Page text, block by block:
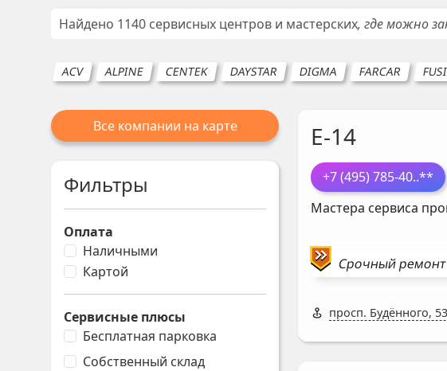
Найдено 1140 сервисных центров и мастерских, где можно
ACV ALPINE CENTEK DAYSTAR DIGMA FARCAR
Все компании на карте
Фильтры
Оплата
Наличными
Картой
Сервисные плюсы
Бесплатная парковка
Собственный склад
Е-14
+7 (495) 785-40..**
Мастера сервиса
Срочный
просп. Будённого,